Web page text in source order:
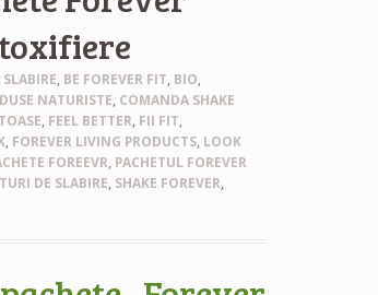
, BE FOREVER FIT, BIO,
NATURISTE, COMANDA SHAKE
, FEEL BETTER, FII FIT,
, FOREVER LIVING PRODUCTS, LOOK
FOREEVR, PACHETUL FOREVER
DE SLABIRE, SHAKE FOREVER,